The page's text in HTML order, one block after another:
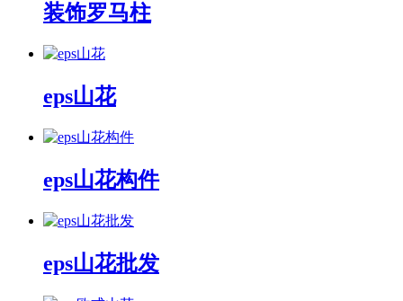
装饰罗马柱
eps山花
eps山花构件
eps山花批发